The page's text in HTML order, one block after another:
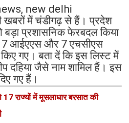
new delhi
खबरों में चंडीगढ़ से हैं। प्रदेश
बड़ा प्रशासनिक फेरबदल किया
आईएएस और 7 एचसीएस
गए। बता दें कि इस लिस्ट में
दहिया जैसे नाम शामिल हैं। इस
गए हैं।
राज्यों में मूसलाधार बरसात की